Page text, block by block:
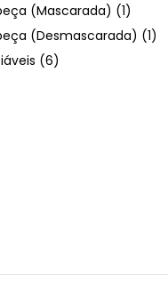
(Mascarada) (1)
(Desmascarada) (1)
(6)